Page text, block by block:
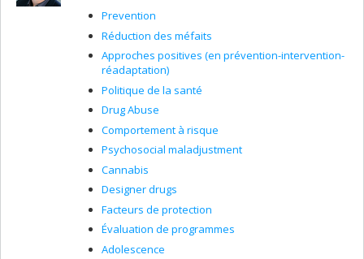
Prevention
Réduction des méfaits
Approches positives (en prévention-intervention-
réadaptation)
Politique de la santé
Drug Abuse
Comportement à risque
Psychosocial maladjustment
Cannabis
Designer drugs
Facteurs de protection
Évaluation de programmes
Adolescence